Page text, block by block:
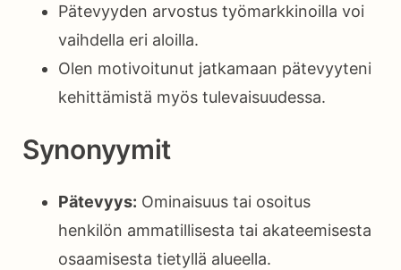
Pätevyyden arvostus työmarkkinoilla voi
vaihdella eri aloilla.
Olen motivoitunut jatkamaan pätevyyteni
kehittämistä myös tulevaisuudessa.
Synonyymit
Pätevyys: Ominaisuus tai osoitus
henkilön ammatillisesta tai akateemisesta
osaamisesta tietyllä alueella.